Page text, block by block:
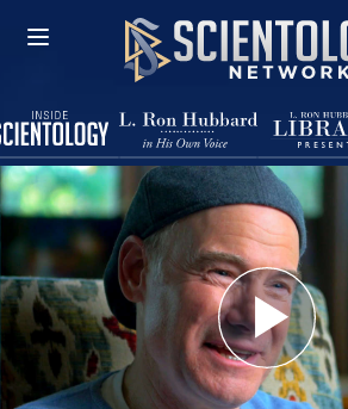
Play